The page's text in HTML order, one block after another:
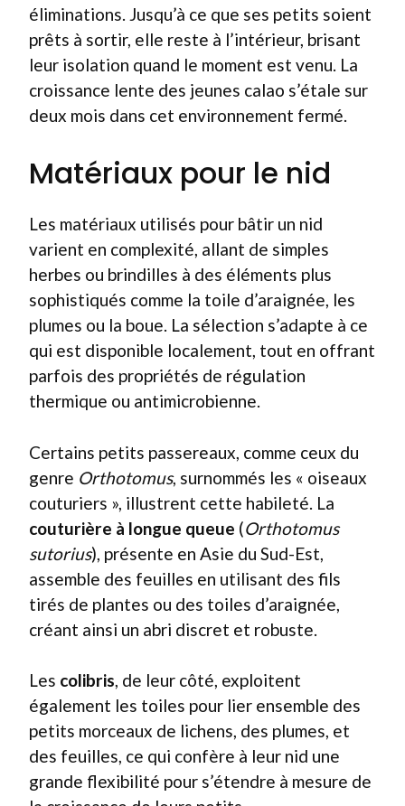
éliminations. Jusqu’à ce que ses petits soient
prêts à sortir, elle reste à l’intérieur, brisant
leur isolation quand le moment est venu. La
croissance lente des jeunes calao s’étale sur
deux mois dans cet environnement fermé.
Matériaux pour le nid
Les matériaux utilisés pour bâtir un nid
varient en complexité, allant de simples
herbes ou brindilles à des éléments plus
sophistiqués comme la toile d’araignée, les
plumes ou la boue. La sélection s’adapte à ce
qui est disponible localement, tout en offrant
parfois des propriétés de régulation
thermique ou antimicrobienne.
Certains petits passereaux, comme ceux du
genre Orthotomus, surnommés les « oiseaux
couturiers », illustrent cette habileté. La
couturière à longue queue (Orthotomus
sutorius), présente en Asie du Sud-Est,
assemble des feuilles en utilisant des fils
tirés de plantes ou des toiles d’araignée,
créant ainsi un abri discret et robuste.
Les colibris, de leur côté, exploitent
également les toiles pour lier ensemble des
petits morceaux de lichens, des plumes, et
des feuilles, ce qui confère à leur nid une
grande flexibilité pour s’étendre à mesure de